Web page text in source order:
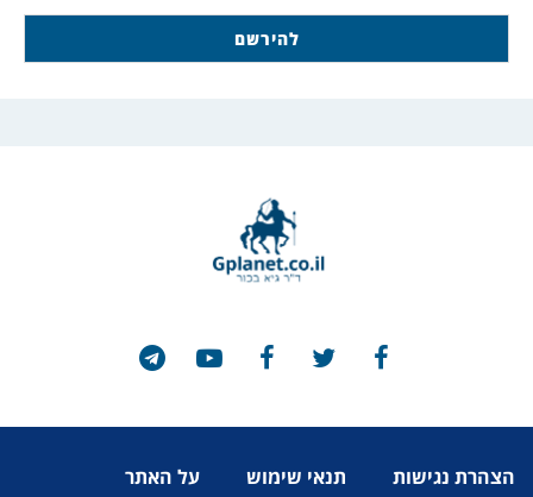
הצהרת נגישות תנאי שימוש על האתר